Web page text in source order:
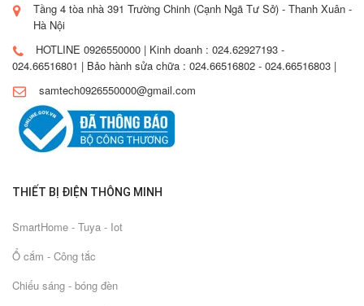
Tầng 4 tòa nhà 391 Trường Chinh (Cạnh Ngã Tư Sở) - Thanh Xuân -
Hà Nội
HOTLINE 0926550000 | Kinh doanh : 024.62927193 -
024.66516801 | Bảo hành sửa chữa : 024.66516802 - 024.66516803 |
samtech0926550000@gmail.com
THIẾT BỊ ĐIỆN THÔNG MINH
SmartHome - Tuya - Iot
Ổ cắm - Công tắc
Chiếu sáng - bóng đèn